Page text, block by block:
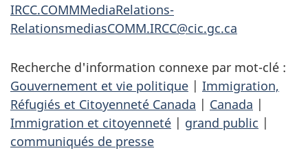
IRCC.COMMMediaRelations-
RelationsmediasCOMM.IRCC@cic.gc.ca
Recherche d'information connexe par mot-clé :
Gouvernement et vie politique | Immigration,
Réfugiés et Citoyenneté Canada | Canada |
Immigration et citoyenneté | grand public |
communiqués de presse